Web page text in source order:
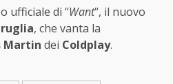
ufficiale di “Want“, il nuovo
, che vanta la
Martin dei Coldplay.